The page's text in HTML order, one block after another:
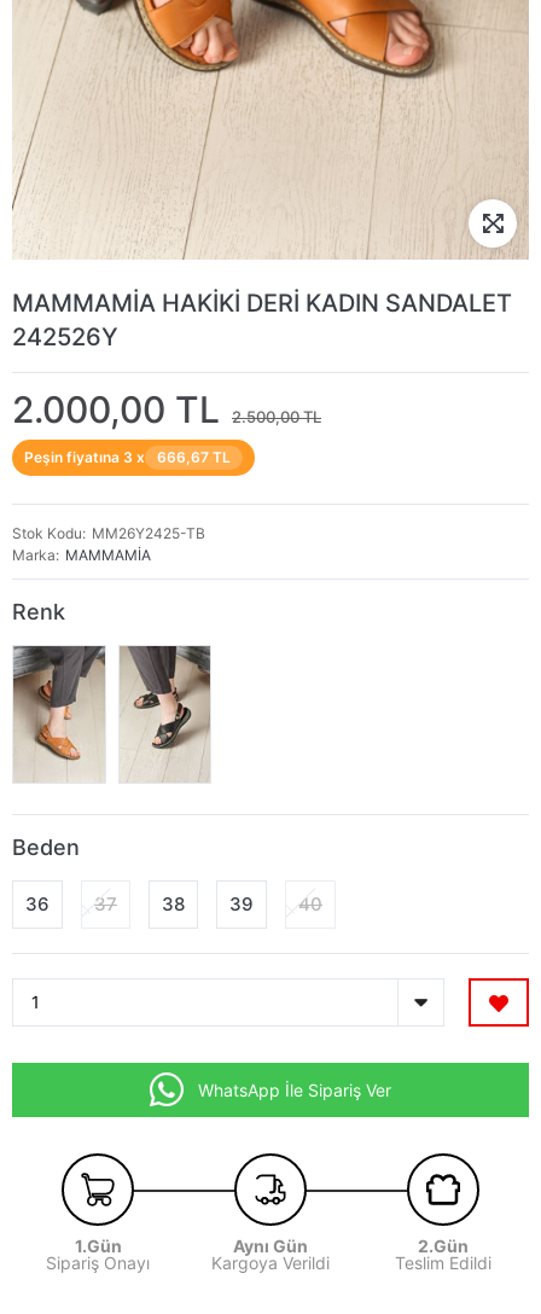
MAMMAMİA HAKİKİ DERİ KADIN SANDALET
242526Y
2.000,00 TL 2.500,00 TL
Peşin fiyatına 3 x 666,67 TL
Stok Kodu
MM26Y2425-TB
Marka
MAMMAMİA
Renk
Beden
36 37 38 39 40
WhatsApp İle Sipariş Ver
1.Gün
Sipariş Onayı
Aynı Gün
Kargoya Verildi
2.Gün
Teslim Edildi